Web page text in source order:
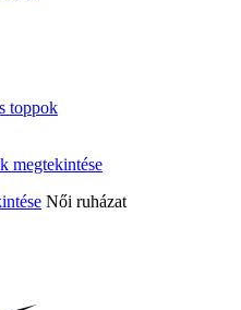
toppok
Női ruházat